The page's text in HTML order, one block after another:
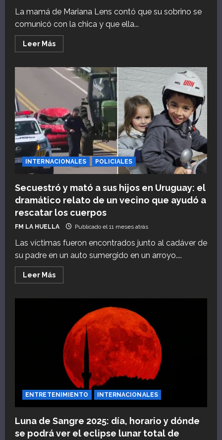
La mamá de Mariana Lens contó que su sobrino se
comunicó con la chica y que ella...
Leer MásLeer
más
La
joven
desaparecida
Mallorca
se
habría
comunicado
con
un
familiar,
pero
su
madre
desconfía
INTERNACIONALES POLICIALES
Secuestró y mató a sus hijos en Uruguay: el
dramático relato de un vecino que ayudó a
rescatar los cuerpos
FM LA HUELLA Publicado el 11 meses atrás
Las víctimas fueron encontrados junto al cadáver de
su padre en un auto sumergido en un arroyo....
Leer MásLeer
más
hijos
en
Uruguay:
dramático
relato
vecino
que
ayudó
rescatar
cuerpos
ENTRETENIMIENTO INTERNACIONALES
Luna de Sangre 2025: día, horario y dónde
se podrá ver el eclipse lunar total de